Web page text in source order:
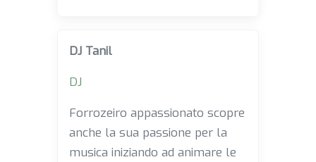
DJ Tanil
DJ
Forrozeiro appassionato scopre
anche la sua passione per la
musica iniziando ad animare le